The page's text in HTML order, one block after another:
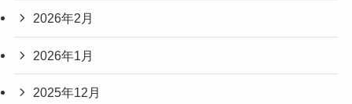
2026年2月
2026年1月
2025年12月